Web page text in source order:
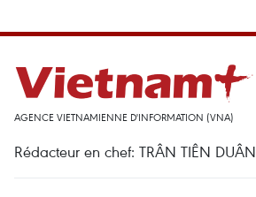
AGENCE VIETNAMIENNE D'INFORMATION (VNA)
Rédacteur en chef: TRÂN TIÊN DUÂN